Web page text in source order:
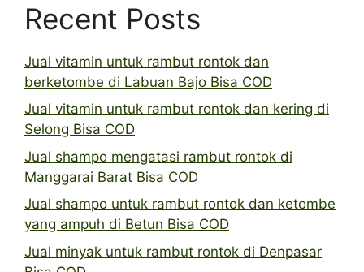
Recent Posts
Jual vitamin untuk rambut rontok dan
berketombe di Labuan Bajo Bisa COD
Jual vitamin untuk rambut rontok dan kering di
Selong Bisa COD
Jual shampo mengatasi rambut rontok di
Manggarai Barat Bisa COD
Jual shampo untuk rambut rontok dan ketombe
yang ampuh di Betun Bisa COD
Jual minyak untuk rambut rontok di Denpasar